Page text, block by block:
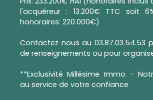
l'acquéreur : 13.200€ TTC soit
honoraires: 220.000€)
Contactez nous au 03.87.03.54.53
de renseignements ou pour
**Exclusivité Millésime Immo -
au service de votre confiance